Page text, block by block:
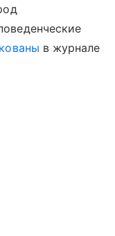
в журнале